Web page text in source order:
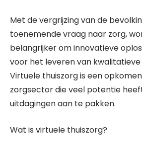
Met de vergrijzing van de
toenemende vraag naar zorg,
belangrijker om innovatieve
voor het leveren van kwalitatieve
Virtuele thuiszorg is een
zorgsector die veel potentie
uitdagingen aan te pakken.
Wat is virtuele thuiszorg?